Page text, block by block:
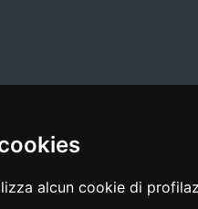
alcun cookie di
| dichiarazione di